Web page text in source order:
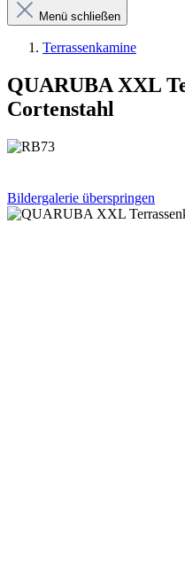
Menü schließen
Terrassenkamine
QUARUBA XXL
Cortenstahl
Bildergalerie überspringen